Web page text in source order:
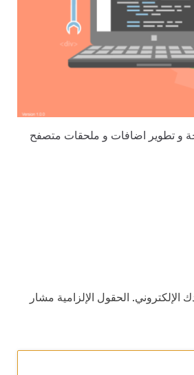
و تطوير اضافات و ملحقات متصفح
الإلكتروني. الحقول الإلزامية مشار